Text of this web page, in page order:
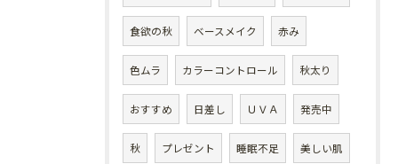
食欲の秋 ベースメイク 赤み
色ムラ カラーコントロール 秋太り
おすすめ 日差し ＵＶＡ 発売中
秋 プレゼント 睡眠不足 美しい肌